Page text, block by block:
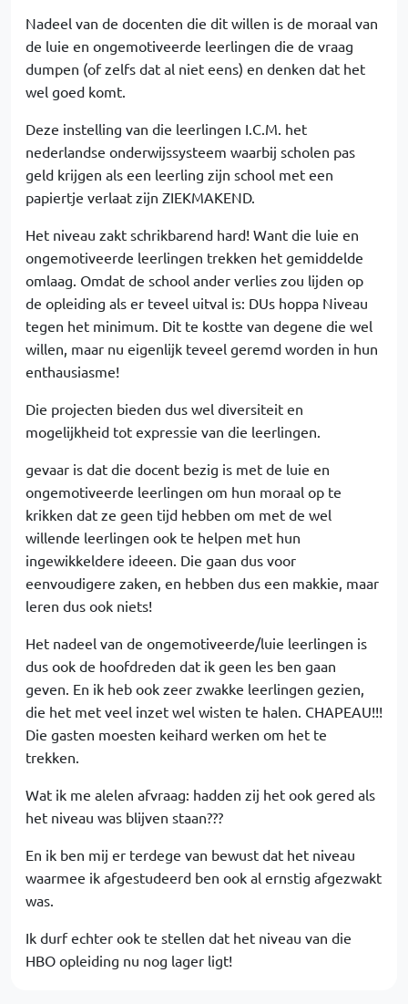
Nadeel van de docenten die dit willen is de moraal van
de luie en ongemotiveerde leerlingen die de vraag
dumpen (of zelfs dat al niet eens) en denken dat het
wel goed komt.
Deze instelling van die leerlingen I.C.M. het
nederlandse onderwijssysteem waarbij scholen pas
geld krijgen als een leerling zijn school met een
papiertje verlaat zijn ZIEKMAKEND.
Het niveau zakt schrikbarend hard! Want die luie en
ongemotiveerde leerlingen trekken het gemiddelde
omlaag. Omdat de school ander verlies zou lijden op
de opleiding als er teveel uitval is: DUs hoppa Niveau
tegen het minimum. Dit te kostte van degene die wel
willen, maar nu eigenlijk teveel geremd worden in hun
enthausiasme!
Die projecten bieden dus wel diversiteit en
mogelijkheid tot expressie van die leerlingen.
gevaar is dat die docent bezig is met de luie en
ongemotiveerde leerlingen om hun moraal op te
krikken dat ze geen tijd hebben om met de wel
willende leerlingen ook te helpen met hun
ingewikkeldere ideeen. Die gaan dus voor
eenvoudigere zaken, en hebben dus een makkie, maar
leren dus ook niets!
Het nadeel van de ongemotiveerde/luie leerlingen is
dus ook de hoofdreden dat ik geen les ben gaan
geven. En ik heb ook zeer zwakke leerlingen gezien,
die het met veel inzet wel wisten te halen. CHAPEAU!!!
Die gasten moesten keihard werken om het te
trekken.
Wat ik me alelen afvraag: hadden zij het ook gered als
het niveau was blijven staan???
En ik ben mij er terdege van bewust dat het niveau
waarmee ik afgestudeerd ben ook al ernstig afgezwakt
was.
Ik durf echter ook te stellen dat het niveau van die
HBO opleiding nu nog lager ligt!